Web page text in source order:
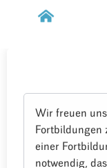
Wir freuen
Fortbildungen
einer
notwendig,